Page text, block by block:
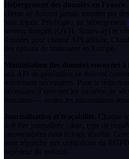
Hébergement des données en France.
clients ne doivent jamais transiter par
base légale. Privilégiez un hébergement
serveur français (OVH, Scaleway) et
données pour chaque API utilisée.
des options de traitement en Europe.
Minimisation des données envoyées à
aux API de génération ne doivent
strictement nécessaires. Pour la
nécessaire d’envoyer les numéros de
bancaires — seules les informations
Journalisation et traçabilité. Chaque
doit être journalisée : date, type de
(anonymisées dans le log), résultat.
pour répondre aux obligations du
supérieur du notariat.